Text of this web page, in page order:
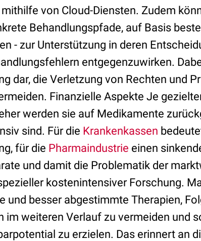
von Cloud-Diensten. Zudem
Behandlungspfade, auf Basis
- zur Unterstützung in deren
entgegenzuwirken.
dar, die Verletzung von Rechten und
Finanzielle Aspekte Je
werden sie auf Medikamente
sind. Für die Krankenkassen
für die Pharmaindustrie einen
und damit die Problematik der
kostenintensiver Forschung.
und besser abgestimmte Therapien,
im weiteren Verlauf zu vermeiden und
zu erzielen. Das erinnert an